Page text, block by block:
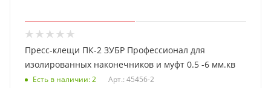
Пресс-клещи ПК-2 ЗУБР Профессионал для
изолированных наконечников и муфт 0.5 -6 мм.кв
Есть в наличии: 2 Арт.: 45456-2